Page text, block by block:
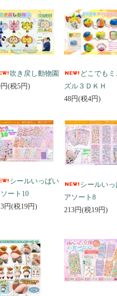
吹き戻し動物園
(税5円)
どこでも
ズル３ＤＫＨ
48円(税4円)
シールいっぱい
ート10
円(税19円)
シールいっ
アソート8
213円(税19円)